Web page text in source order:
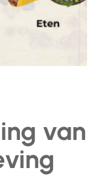
van